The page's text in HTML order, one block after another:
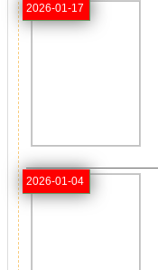
2026-01-17
2026-01-04